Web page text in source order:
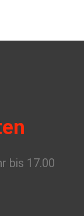
bis 17.00